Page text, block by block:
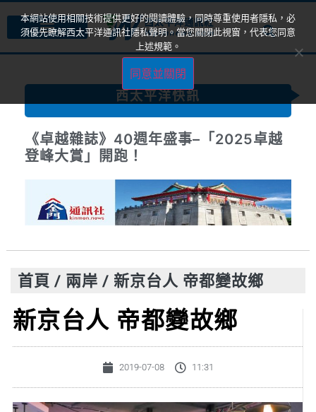
西太平洋快訊
《卓越雜誌》40週年盛事–「2025卓越
登峰大賞」開跑！
首頁 / 兩岸 / 新京台人 帝都變故鄉
新京台人 帝都變故鄉
2019-07-08 11:31
本網站使用相關技術提供更好的閱讀體驗，同時尊重使用者隱私，必
須優先瞭解西太平洋通訊社隱私聲明。當您關閉此視窗，代表您同意
上述規範。
同意並關閉